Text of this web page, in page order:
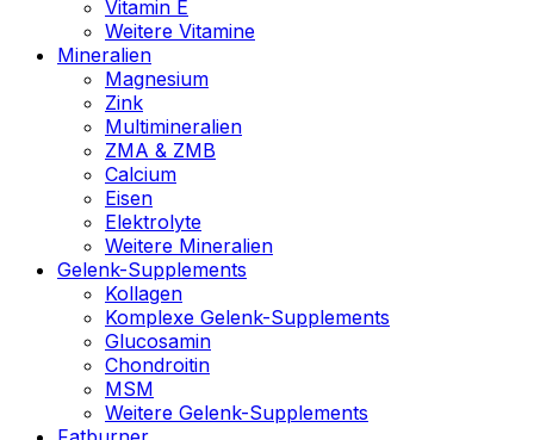
Vitamin E
Weitere Vitamine
Mineralien
Magnesium
Zink
Multimineralien
ZMA & ZMB
Calcium
Eisen
Elektrolyte
Weitere Mineralien
Gelenk-Supplements
Kollagen
Komplexe Gelenk-Supplements
Glucosamin
Chondroitin
MSM
Weitere Gelenk-Supplements